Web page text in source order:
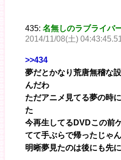
435: 名無しのラブライバ
2014/11/08(土)
>>434
夢だとかなり荒唐無稽な
んだわ
ただアニメ見てる夢の時
た
今再生してるDVDこの前
てて手ぶらで帰ったじゃ
明晰夢見たのは後にも先